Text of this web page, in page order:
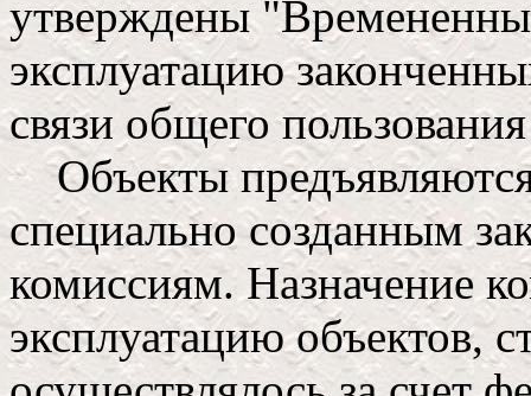
утверждены
эксплуатацию
связи общего
Объекты предъявляются
специально созданным
комиссиям. Назначение
эксплуатацию объектов,